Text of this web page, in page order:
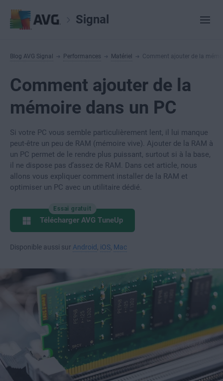
Signal
Blog AVG Signal Performances Matériel Comment ajouter de la
Comment ajouter de la
mémoire dans un PC
Si votre PC vous semble particulièrement lent, il lui manque
peut-être un peu de RAM (mémoire vive). Ajouter de la RAM à
un PC permet de le rendre plus puissant, surtout si à la base,
il ne dispose pas d’assez de RAM. Dans cet article, nous
allons vous expliquer comment installer de la RAM et
optimiser un PC avec un utilitaire dédié.
Essai gratuit
Télécharger AVG TuneUp
Disponible aussi sur Android iOS Mac